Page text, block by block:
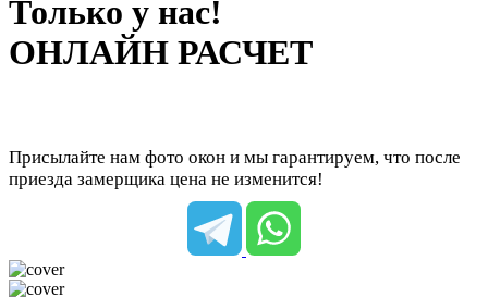
Только у нас!
ОНЛАЙН РАСЧЕТ
Присылайте нам фото окон и мы гарантируем, что после
приезда замерщика цена не изменится!